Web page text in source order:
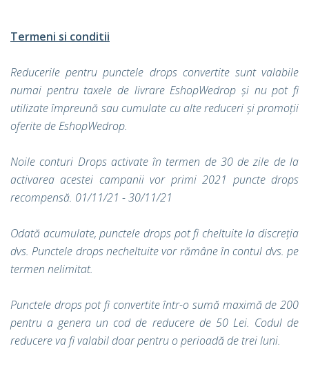
Termeni si conditii
Reducerile pentru punctele drops convertite sunt valabile
numai pentru taxele de livrare EshopWedrop și nu pot fi
utilizate împreună sau cumulate cu alte reduceri și promoții
oferite de EshopWedrop.
Noile conturi Drops activate în termen de 30 de zile de la
activarea acestei campanii vor primi 2021 puncte drops
recompensă. 01/11/21 - 30/11/21
Odată acumulate, punctele drops pot fi cheltuite la discreția
dvs. Punctele drops necheltuite vor rămâne în contul dvs. pe
termen nelimitat.
Punctele drops pot fi convertite într-o sumă maximă de 200
pentru a genera un cod de reducere de 50 Lei. Codul de
reducere va fi valabil doar pentru o perioadă de trei luni.